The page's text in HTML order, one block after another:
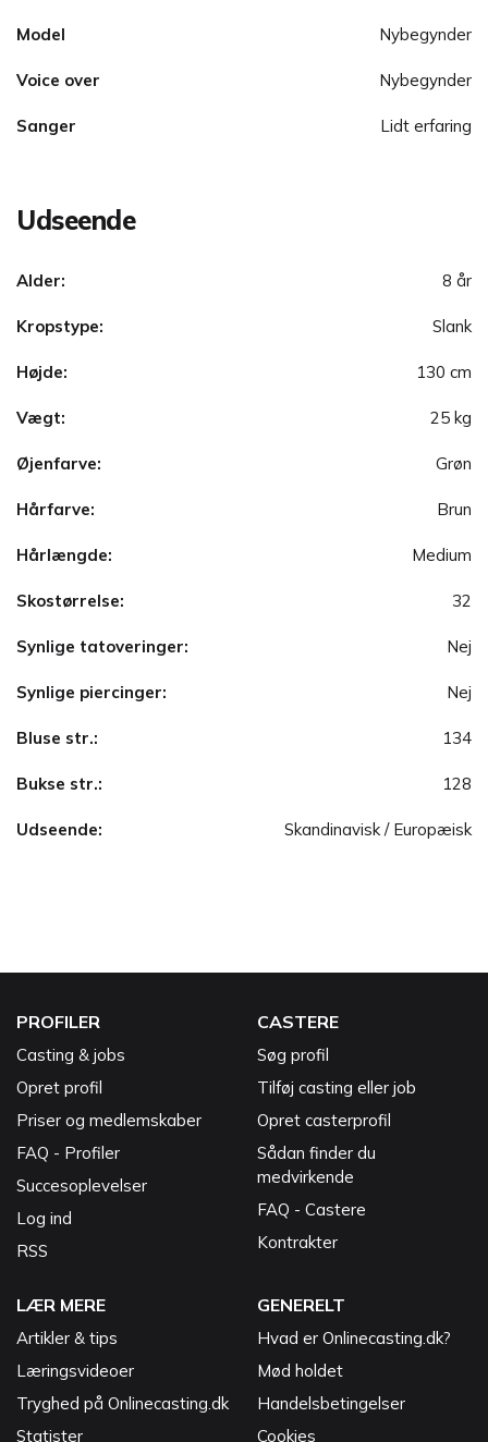
Model Nybegynder
Voice over Nybegynder
Sanger Lidt erfaring
Udseende
Alder: 8 år
Kropstype: Slank
Højde: 130 cm
Vægt: 25 kg
Øjenfarve: Grøn
Hårfarve: Brun
Hårlængde: Medium
Skostørrelse: 32
Synlige tatoveringer: Nej
Synlige piercinger: Nej
Bluse str.: 134
Bukse str.: 128
Udseende: Skandinavisk / Europæisk
PROFILER
Casting & jobs
Opret profil
Priser og medlemskaber
FAQ - Profiler
Succesoplevelser
Log ind
RSS
CASTERE
Søg profil
Tilføj casting eller job
Opret casterprofil
Sådan finder du
medvirkende
FAQ - Castere
Kontrakter
LÆR MERE
Artikler & tips
Læringsvideoer
Tryghed på Onlinecasting.dk
Statister
GENERELT
Hvad er Onlinecasting.dk?
Mød holdet
Handelsbetingelser
Cookies